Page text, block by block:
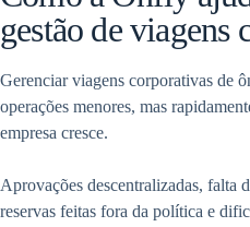
gestão de viagens
Gerenciar viagens corporativas de
operações menores, mas
empresa cresce.
Aprovações descentralizadas, falta
reservas feitas fora da política e